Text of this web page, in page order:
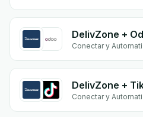
DelivZone +
Conectar y
DelivZone +
Conectar y